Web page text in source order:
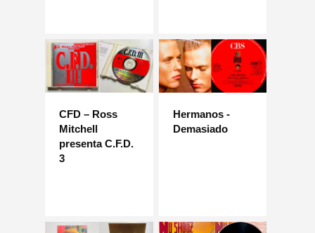
CFD – Ross
Mitchell
presenta C.F.D.
3
Hermanos -
Demasiado